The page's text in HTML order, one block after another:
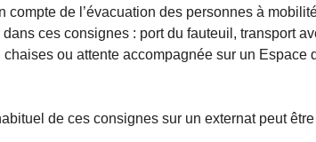
compte de l’évacuation des personnes à
ces consignes : port du fauteuil, transport
ou attente accompagnée sur un Espace
de ces consignes sur un externat peut